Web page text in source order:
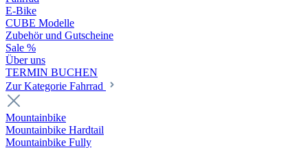
E-Bike
CUBE Modelle
Zubehör und Gutscheine
Sale %
Über uns
TERMIN BUCHEN
Zur Kategorie Fahrrad
Mountainbike
Mountainbike Hardtail
Mountainbike Fully